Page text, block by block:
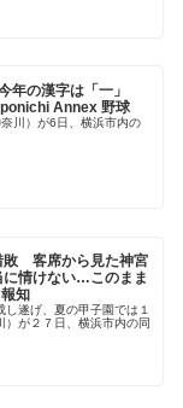
年の漢字は「一」
Annex 野球
川）が6日、横浜市内の
敗 客席から見た神宮
に情けない…このまま
知
遂げ、夏の甲子園では１
）が２７日、横浜市内の同